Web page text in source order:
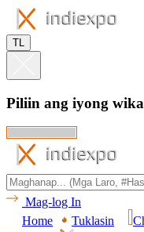
TL
Piliin ang iyong wika
Mag-log In
Home
Tuklasin